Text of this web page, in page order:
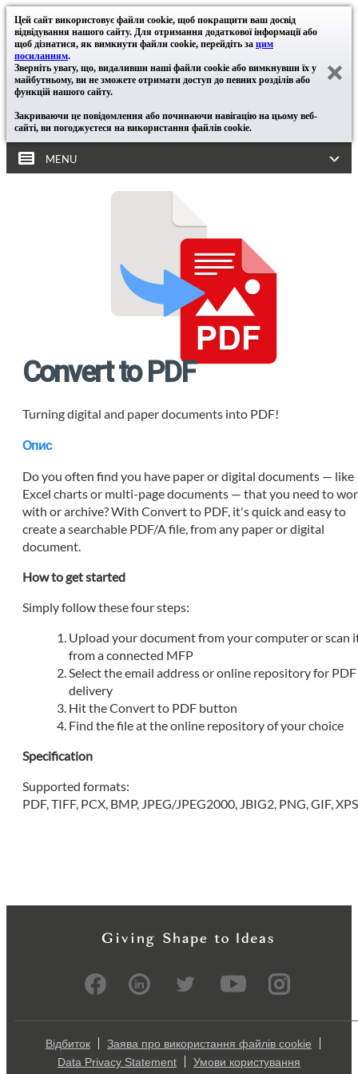
Цей сайт використовує файли cookie, щоб покращити ваш досвід
відвідування нашого сайту. Для отримання додаткової інформації або
щоб дізнатися, як вимкнути файли cookie, перейдіть за цим
посиланням.
Зверніть увагу, що, видаливши наші файли cookie або вимкнувши їх у
майбутньому, ви не зможете отримати доступ до певних розділів або
функцій нашого сайту.
Закриваючи це повідомлення або починаючи навігацію на цьому веб-
сайті, ви погоджуєтеся на використання файлів cookie.
MENU
Convert to PDF
Turning digital and paper documents into PDF!
Опис
Do you often find you have paper or digital documents — like
Excel charts or multi-page documents — that you need to
with or archive? With Convert to PDF, it's quick and easy to
create a searchable PDF/A file, from any paper or digital
document.
How to get started
Simply follow these four steps:
Upload your document from your computer or scan
from a connected MFP
Select the email address or online repository for PDF
delivery
Hit the Convert to PDF button
Find the file at the online repository of your choice
Specification
Supported formats:
PDF, TIFF, PCX, BMP, JPEG/JPEG2000, JBIG2, PNG, GIF, XPS
Відбиток
Заява про використання файлів cookie
Data Privacy Statement
Умови користування